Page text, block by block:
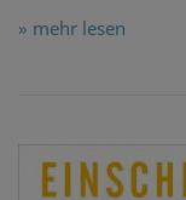
» mehr lesen